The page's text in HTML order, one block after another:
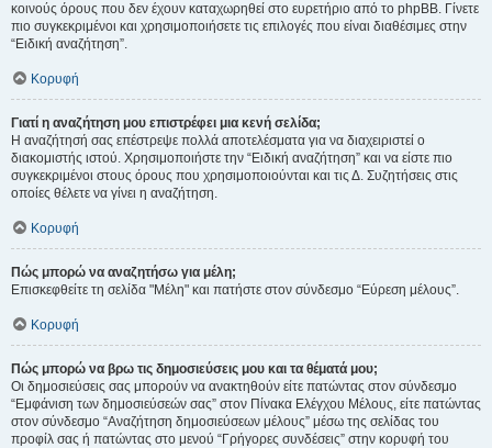
κοινούς όρους που δεν έχουν καταχωρηθεί στο ευρετήριο από το phpBB. Γίνετε
πιο συγκεκριμένοι και χρησιμοποιήσετε τις επιλογές που είναι διαθέσιμες στην
“Ειδική αναζήτηση”.
Κορυφή
Γιατί η αναζήτηση μου επιστρέφει μια κενή σελίδα;
Η αναζήτησή σας επέστρεψε πολλά αποτελέσματα για να διαχειριστεί ο
διακομιστής ιστού. Χρησιμοποιήστε την “Ειδική αναζήτηση” και να είστε πιο
συγκεκριμένοι στους όρους που χρησιμοποιούνται και τις Δ. Συζητήσεις στις
οποίες θέλετε να γίνει η αναζήτηση.
Κορυφή
Πώς μπορώ να αναζητήσω για μέλη;
Επισκεφθείτε τη σελίδα "Μέλη" και πατήστε στον σύνδεσμο “Εύρεση μέλους”.
Κορυφή
Πώς μπορώ να βρω τις δημοσιεύσεις μου και τα θέματά μου;
Οι δημοσιεύσεις σας μπορούν να ανακτηθούν είτε πατώντας στον σύνδεσμο
“Εμφάνιση των δημοσιεύσεών σας” στον Πίνακα Ελέγχου Μέλους, είτε πατώντας
στον σύνδεσμο “Αναζήτηση δημοσιεύσεων μέλους” μέσω της σελίδας του
προφίλ σας ή πατώντας στο μενού “Γρήγορες συνδέσεις” στην κορυφή του